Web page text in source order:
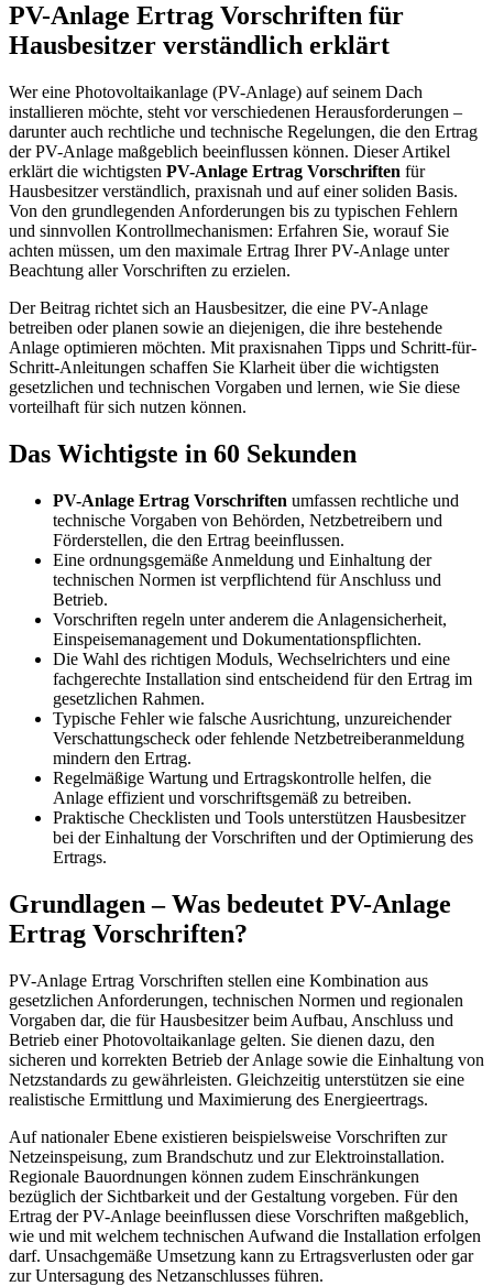
PV-Anlage Ertrag Vorschriften für
Hausbesitzer verständlich erklärt
Wer eine Photovoltaikanlage (PV-Anlage) auf seinem Dach
installieren möchte, steht vor verschiedenen Herausforderungen –
darunter auch rechtliche und technische Regelungen, die den Ertrag
der PV-Anlage maßgeblich beeinflussen können. Dieser Artikel
erklärt die wichtigsten PV-Anlage Ertrag Vorschriften für
Hausbesitzer verständlich, praxisnah und auf einer soliden Basis.
Von den grundlegenden Anforderungen bis zu typischen Fehlern
und sinnvollen Kontrollmechanismen: Erfahren Sie, worauf Sie
achten müssen, um den maximale Ertrag Ihrer PV-Anlage unter
Beachtung aller Vorschriften zu erzielen.
Der Beitrag richtet sich an Hausbesitzer, die eine PV-Anlage
betreiben oder planen sowie an diejenigen, die ihre bestehende
Anlage optimieren möchten. Mit praxisnahen Tipps und Schritt-für-
Schritt-Anleitungen schaffen Sie Klarheit über die wichtigsten
gesetzlichen und technischen Vorgaben und lernen, wie Sie diese
vorteilhaft für sich nutzen können.
Das Wichtigste in 60 Sekunden
PV-Anlage Ertrag Vorschriften umfassen rechtliche und
technische Vorgaben von Behörden, Netzbetreibern und
Förderstellen, die den Ertrag beeinflussen.
Eine ordnungsgemäße Anmeldung und Einhaltung der
technischen Normen ist verpflichtend für Anschluss und
Betrieb.
Vorschriften regeln unter anderem die Anlagensicherheit,
Einspeisemanagement und Dokumentationspflichten.
Die Wahl des richtigen Moduls, Wechselrichters und eine
fachgerechte Installation sind entscheidend für den Ertrag im
gesetzlichen Rahmen.
Typische Fehler wie falsche Ausrichtung, unzureichender
Verschattungscheck oder fehlende Netzbetreiberanmeldung
mindern den Ertrag.
Regelmäßige Wartung und Ertragskontrolle helfen, die
Anlage effizient und vorschriftsgemäß zu betreiben.
Praktische Checklisten und Tools unterstützen Hausbesitzer
bei der Einhaltung der Vorschriften und der Optimierung des
Ertrags.
Grundlagen – Was bedeutet PV-Anlage
Ertrag Vorschriften?
PV-Anlage Ertrag Vorschriften stellen eine Kombination aus
gesetzlichen Anforderungen, technischen Normen und regionalen
Vorgaben dar, die für Hausbesitzer beim Aufbau, Anschluss und
Betrieb einer Photovoltaikanlage gelten. Sie dienen dazu, den
sicheren und korrekten Betrieb der Anlage sowie die Einhaltung von
Netzstandards zu gewährleisten. Gleichzeitig unterstützen sie eine
realistische Ermittlung und Maximierung des Energieertrags.
Auf nationaler Ebene existieren beispielsweise Vorschriften zur
Netzeinspeisung, zum Brandschutz und zur Elektroinstallation.
Regionale Bauordnungen können zudem Einschränkungen
bezüglich der Sichtbarkeit und der Gestaltung vorgeben. Für den
Ertrag der PV-Anlage beeinflussen diese Vorschriften maßgeblich,
wie und mit welchem technischen Aufwand die Installation erfolgen
darf. Unsachgemäße Umsetzung kann zu Ertragsverlusten oder gar
zur Untersagung des Netzanschlusses führen.